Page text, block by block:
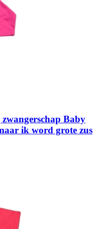
Baby
ik word grote zus